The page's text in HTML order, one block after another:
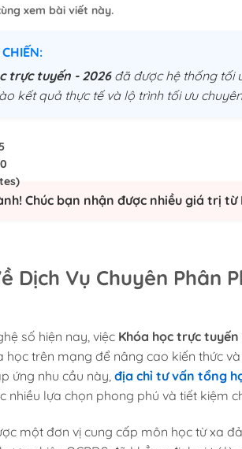
xem bài viết này.
trực tuyến - 2026đã được hệ thống tối
kết quả thực tế và lộ trình tối ưu chuyên
Chúc bạn nhận được nhiều giá trị từ
Dịch Vụ Chuyên Phân
số hiện nay, việc Khóa học trực tuyến
học trên mạng để nâng cao kiến thức
ứng nhu cầu này, địa chỉ tư vấn tổng
nhiều lựa chọn phong phú và tiết kiệm
một đơn vị cung cấp môn học từ xa